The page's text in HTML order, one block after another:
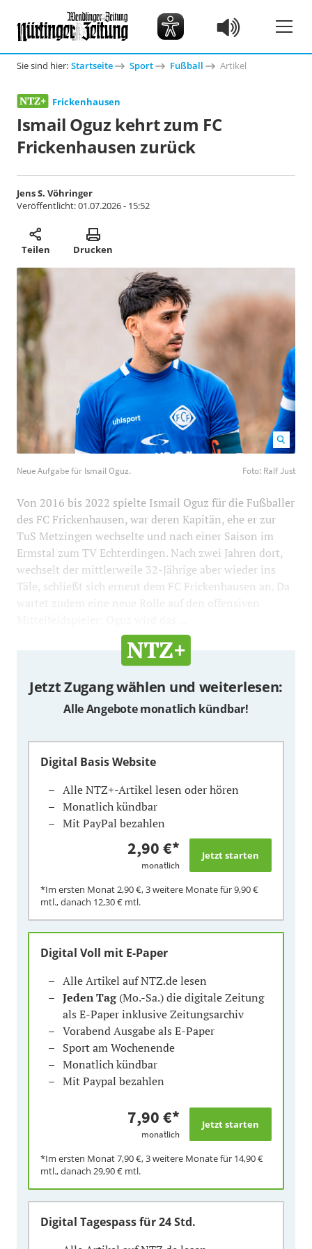
Sie sind hier: Startseite Sport Fußball Artikel
Frickenhausen
Ismail Oguz kehrt zum FC
Frickenhausen zurück
Jens S. Vöhringer
Veröffentlicht:01.07.2026 - 15:52
Teilen Drucken
Neue Aufgabe für Ismail Oguz. Foto: Ralf Just
Von 2016 bis 2022 spielte Ismail Oguz für die Fußballer
des FC Frickenhausen, war deren Kapitän, ehe er zur
TuS Metzingen wechselte und nach einer Saison im
Ermstal zum TV Echterdingen. Nach zwei Jahren dort,
wechselt der mittlerweile 32-Jährige aber wieder ins
Täle, schließt sich erneut dem FC Frickenhausen an. Da
wartet zudem eine neue Rolle auf den offensiven
Jetzt Zugang wählen und weiterlesen:
Alle Angebote monatlich kündbar!
Digital Basis Website
Alle NTZ+-Artikel lesen oder hören
Monatlich kündbar
Mit PayPal bezahlen
2,90 €*
monatlich
*Im ersten Monat2,90 €, 3 weitere Monate für9,90 €
mtl., danach 12,30 € mtl.
Digital Voll mit E-Paper
Alle Artikel auf NTZ.de lesen
Jeden Tag(Mo.-Sa.) die digitale Zeitung
als E-Paper inklusive Zeitungsarchiv
Vorabend Ausgabe als E-Paper
Sport am Wochenende
Monatlich kündbar
Mit Paypal bezahlen
7,90 €*
monatlich
*Im ersten Monat7,90 €, 3 weitere Monate für 14,90 €
mtl., danach 29,90 € mtl.
Digital Tagespassfür 24 Std.